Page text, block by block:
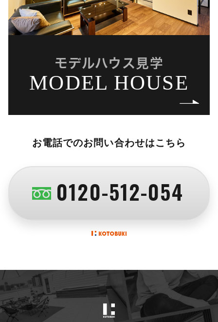
モデルハウス見学
MODEL HOUSE
お電話でのお問い合わせはこちら
0120-512-054